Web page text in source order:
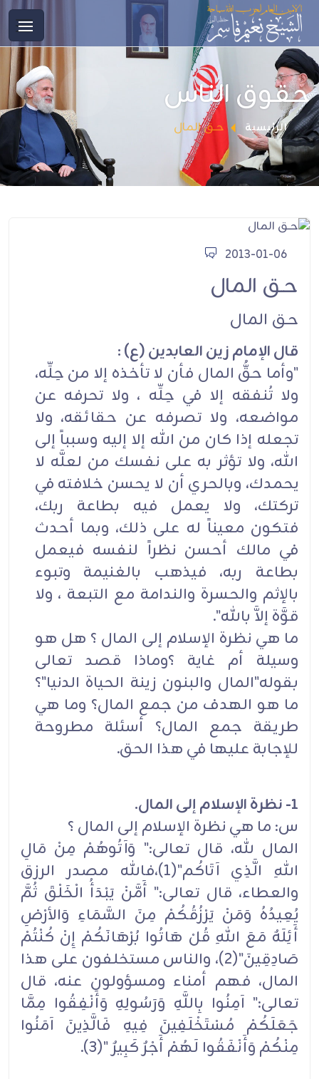
حقوق الناس
الرئيسية حـق المال
2013-01-06
حـق المال
حـق المال
قال الإمام زين العابدين (ع) :
"وأما حقُّ المال فأن لا تأخذه إلا من حِلِّه،
ولا تُنفقه إلا في حِلِّه ، ولا تحرفه عن
مواضعه، ولا تصرفه عن حقائقه، ولا
تجعله إذا كان من الله إلا إليه وسبباً إلى
الله، ولا تؤثر به على نفسك من لعلَّه لا
يحمدك، وبالحري أن لا يحسن خلافته في
تركتك، ولا يعمل فيه بطاعة ربك،
فتكون معيناً له على ذلك، وبما أحدث
في مالك أحسن نظراً لنفسه فيعمل
بطاعة ربه، فيذهب بالغنيمة وتبوء
بالإثم والحسرة والندامة مع التبعة ، ولا
قوَّة إلاَّ بالله".
ما هي نظرة الإسلام إلى المال ؟ هل هو
وسيلة أم غاية ؟وماذا قصد تعالى
بقوله"المال والبنون زينة الحياة الدنيا"؟
ما هو الهدف من جمع المال؟ وما هي
طريقة جمع المال؟ أسئلة مطروحة
للإجابة عليها في هذا الحق.
1- نظرة الإسلام إلى المال.
س: ما هي نظرة الإسلام إلى المال ؟
المال لله، قال تعالى:" وَآتُوهُمْ مِنْ مَالِ
اللهِ الَّذِي آتَاكُم"(1)،فالله مصدر الرزق
والعطاء، قال تعالى:" أَمَّنْ يَبْدَأُ الْخَلْقَ ثُمَّ
يُعِيدُهُ وَمَنْ يَرْزُقُكُمْ مِنَ السَّمَاءِ وَالأرْضِ
أَئِلَهٌ مَعَ اللهِ قُلْ هَاتُوا بُرْهَانَكُمْ إِنْ كُنْتُمْ
صَادِقِينَ"(2)، والناس مستخلفون على هذا
المال، فهم أمناء ومسؤولون عنه، قال
تعالى:" آمِنُوا بِاللَّهِ وَرَسُولِهِ وَأَنْفِقُوا مِمَّا
جَعَلَكُمْ مُسْتَخْلَفِينَ فِيهِ فَالَّذِينَ آمَنُوا
مِنْكُمْ وَأَنْفَقُوا لَهُمْ أَجْرٌ كَبِيرٌ "(3).